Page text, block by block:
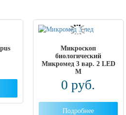
Микроскоп
биологический
Микромед 3 вар. 2 LED
М
0руб.
Подробнее